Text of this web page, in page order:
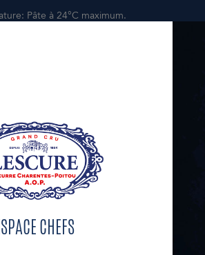
Pâte à 24°C maximum.
froid: 45 minutes à -18°C.
30x32 cm puis mettez au congélateur 20
14 bandes de 1 cm de largeur et disposez
Au congélateur pendant 30 minutes. Étalage à
Enveloppez le flan tomate avec une
sens contraire. Mettez dans des gouttières
ESPACE CHEFS